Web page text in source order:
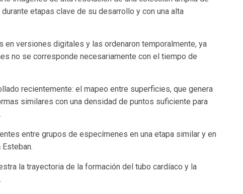
etapas clave de su desarrollo y con una alta
en versiones digitales y las ordenaron temporalmente, ya
no se corresponde necesariamente con el tiempo de
recientemente: el mapeo entre superficies, que genera
similares con una densidad de puntos suficiente para
entre grupos de especímenes en una etapa similar y en
la trayectoria de la formación del tubo cardíaco y la